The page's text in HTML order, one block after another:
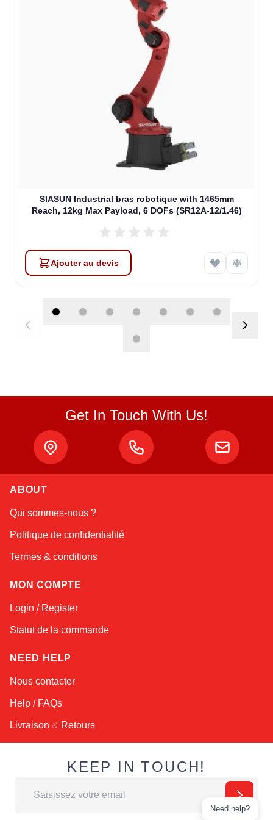
SIASUN Industrial bras robotique with 1465mm
Reach, 12kg Max Payload, 6 DOFs (SR12A-12/1.46)
Ajouter au devis
Get In Touch With Us!
ABOUT
Qui sommes-nous ?
Politique de confidentialité
Termes & conditions
MON COMPTE
Login / Register
Statut de la commande
NEED HELP
Nous contacter
Help / FAQs
Livraison & Retours
KEEP IN TOUCH!
Adresse email
Need help?